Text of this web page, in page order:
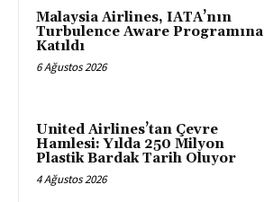
Malaysia Airlines, IATA’nın
Turbulence Aware Programına
Katıldı
6 Ağustos 2026
United Airlines’tan Çevre
Hamlesi: Yılda 250 Milyon
Plastik Bardak Tarih Oluyor
4 Ağustos 2026